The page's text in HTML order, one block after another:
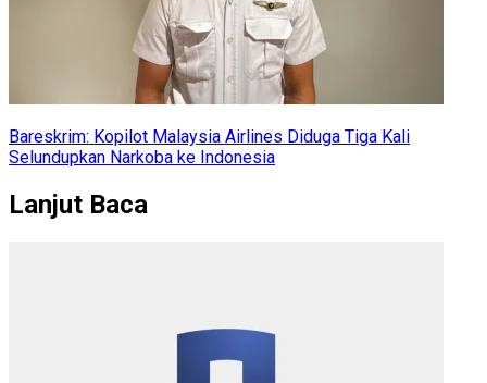
Bareskrim: Kopilot Malaysia Airlines Diduga Tiga Kali
Selundupkan Narkoba ke Indonesia
Lanjut Baca